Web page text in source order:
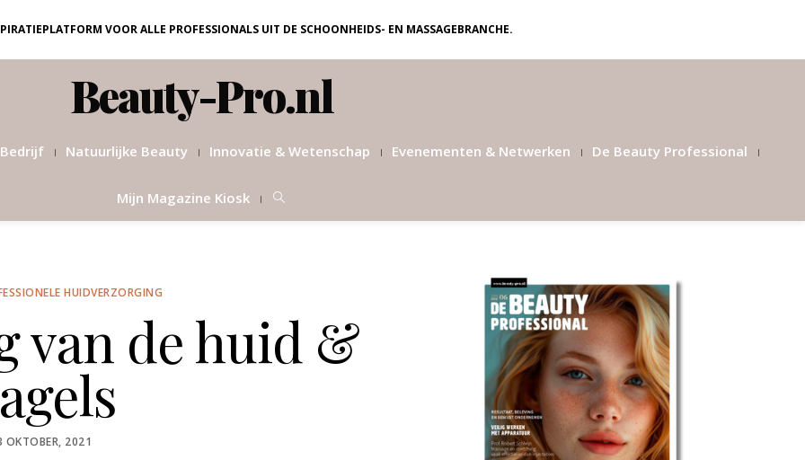
VOOR ALLE PROFESSIONALS UIT DE SCHOONHEIDS- EN MASSAGEBRANCHE.
Beauty-Pro.nl
Natuurlijke Beauty Innovatie & Wetenschap Evenementen & Netwerken De Beauty Professional
Mijn Magazine Kiosk
HUIDVERZORGING
van de huid &
OKTOBER, 2021